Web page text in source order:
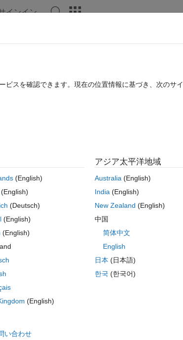
インイン
サインインしてこの
サインインし
0 投票
for all 1000 columns, I
質問済み:
2020 年 3 月 5 日
編集済み:
採用済み:
スを確認できます。現在の位置情報に基づき、次のサ
(English)
(Deutsch)
(English)
(English)
(English)
アジア太平洋地域
Australia(English)
India(English)
New Zealand (English)
中国
简体中文
English
日本 (日本語)
한국 (한국어)
い合わせ